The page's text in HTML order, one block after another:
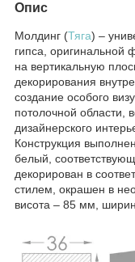
Опис
Молдинг (Тяга) –
гипса, оригинальной
на вертикальную
декорирования
создание особого
потолочной области,
дизайнерского
Конструкция
белый,
декорирован в
стилем, окрашен в
висота – 85 мм,